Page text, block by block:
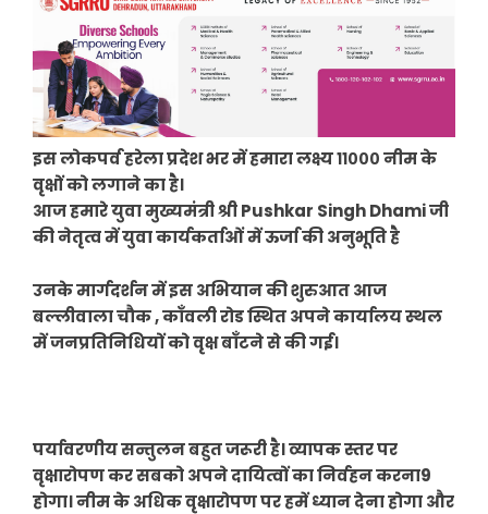
इस लोकपर्व हरेला प्रदेश भर में हमारा लक्ष्य ११००० नीम के
वृक्षों को लगाने का है।
आज हमारे युवा मुख्यमंत्री श्री Pushkar Singh Dhami जी
की नेतृत्व में युवा कार्यकर्ताओं में ऊर्जा की अनुभूति है
उनके मार्गदर्शन में इस अभियान की शुरुआत आज
बल्लीवाला चौक , काँवली रोड स्थित अपने कार्यालय स्थल
में जनप्रतिनिधियों को वृक्ष बाँटने से की गई।
पर्यावरणीय सन्तुलन बहुत जरूरी है। व्यापक स्तर पर
वृक्षारोपण कर सबको अपने दायित्वों का निर्वहन करना9
होगा। नीम के अधिक वृक्षारोपण पर हमें ध्यान देना होगा और